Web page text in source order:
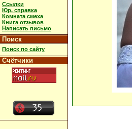
Ссылки
Юр. справка
Комната смеха
Книга отзывов
Написать письмо
Поиск
Поиск по сайту
Счётчики